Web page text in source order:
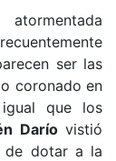
ser las
coronado en
que los
Daríovistió
de dotar a la